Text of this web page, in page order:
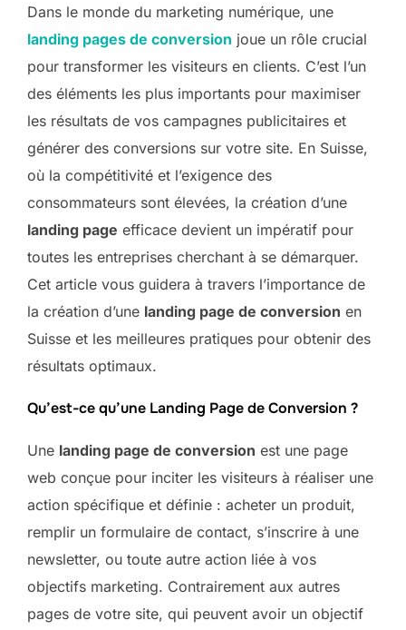
Dans le monde du marketing numérique, une
landing pages de conversion joue un rôle crucial
pour transformer les visiteurs en clients. C’est l’un
des éléments les plus importants pour maximiser
les résultats de vos campagnes publicitaires et
générer des conversions sur votre site. En Suisse,
où la compétitivité et l’exigence des
consommateurs sont élevées, la création d’une
landing page efficace devient un impératif pour
toutes les entreprises cherchant à se démarquer.
Cet article vous guidera à travers l’importance de
la création d’une landing page de conversion en
Suisse et les meilleures pratiques pour obtenir des
résultats optimaux.
Qu’est-ce qu’une Landing Page de Conversion ?
Une landing page de conversion est une page
web conçue pour inciter les visiteurs à réaliser une
action spécifique et définie : acheter un produit,
remplir un formulaire de contact, s’inscrire à une
newsletter, ou toute autre action liée à vos
objectifs marketing. Contrairement aux autres
pages de votre site, qui peuvent avoir un objectif